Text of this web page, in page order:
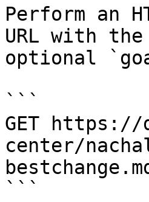
Perform an
URL with
optional
```
GET https://
center/
```